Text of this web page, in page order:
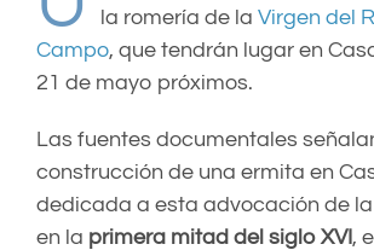
la romería de la Virgen del
Campo, que tendrán lugar en
21 de mayo próximos.
Las fuentes documentales
construcción de una ermita en
dedicada a esta advocación de
en la primera mitad del siglo XVI,